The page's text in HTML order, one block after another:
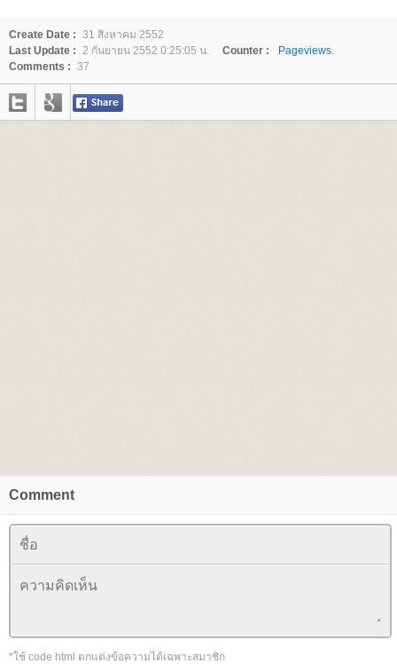
Create Date : 31 สิงหาคม 2552
Last Update :
2 กันยายน 2552 0:25:05 น. Counter :
Pageviews.
Comments : 37
Comment
*ใช้ code html ตกแต่งข้อความได้เฉพาะสมาชิก